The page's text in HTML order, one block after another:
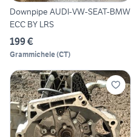
Downpipe AUDI-VW-SEAT-BMW
ECC BY LRS
199 €
Grammichele(CT)